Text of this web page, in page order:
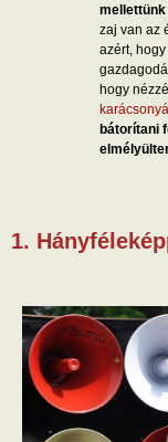
mellettünk
zaj van az
azért,
hogy
bátorítani
1.